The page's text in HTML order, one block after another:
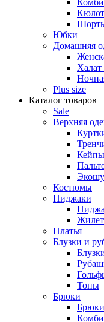
Юбки
Домашняя
Plus size
Каталог товаров
Sale
Верхняя
Кейпы
Костюмы
Пиджаки
Платья
Блузки и
Топы
Брюки
Брюки